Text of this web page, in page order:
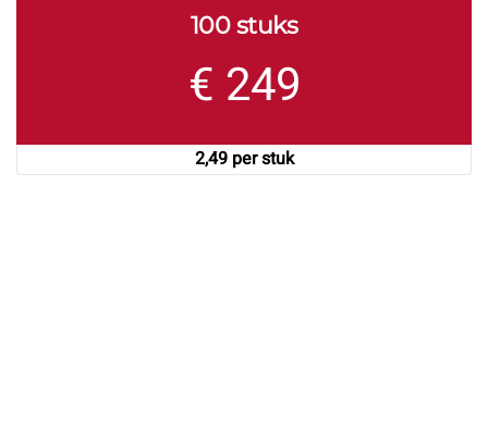
100 stuks
€ 249
2,49 per stuk